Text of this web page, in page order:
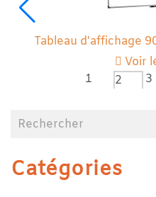
Tableau d'affichage
Voir
1
2 3
Catégories